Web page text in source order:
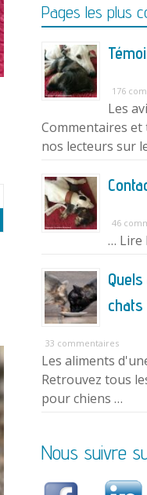
Pages les plus
176
Les
Commentaires et
nos lecteurs sur
46
… Lire
chats
33 commentaires
Les aliments
Retrouvez tous
pour chiens …
Nous suivre